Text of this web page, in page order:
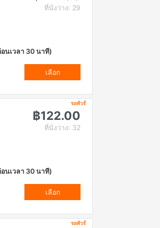
ที่นั่งว่าง: 29
นเวลา 30 นาที)
เลือก
รถทัวร์
฿122.00
ที่นั่งว่าง: 32
นเวลา 30 นาที)
เลือก
รถทัวร์